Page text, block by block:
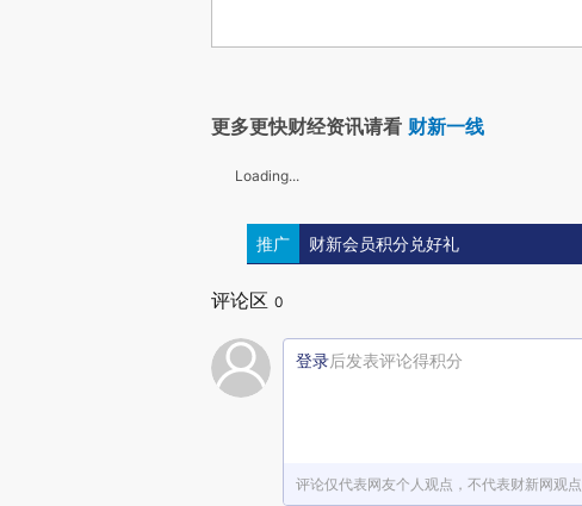
更多更快财经资讯请看 财新一线
Loading...
推广 财新会员积分兑好礼
评论区 0
登录后发表评论得积分
评论仅代表网友个人观点，不代表财新网观点